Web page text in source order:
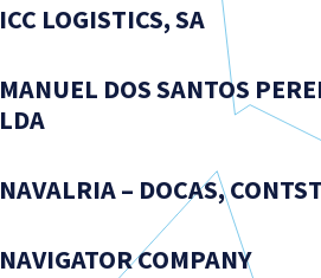
ICC LOGISTICS, SA
MANUEL DOS SANTOS
LDA
NAVALRIA – DOCAS,
NAVIGATOR COMPANY